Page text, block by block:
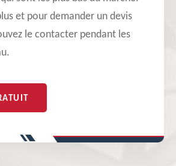
et pour demander un devis
le contacter pendant les